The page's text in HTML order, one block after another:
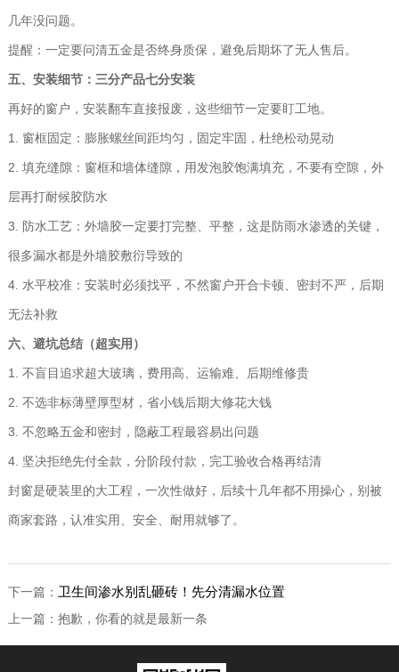
几年没问题。
提醒：一定要问清五金是否终身质保，避免后期坏了无人售后。
五、安装细节：三分产品七分安装
再好的窗户，安装翻车直接报废，这些细节一定要盯工地。
1. 窗框固定：膨胀螺丝间距均匀，固定牢固，杜绝松动晃动
2. 填充缝隙：窗框和墙体缝隙，用发泡胶饱满填充，不要有空隙，外
层再打耐候胶防水
3. 防水工艺：外墙胶一定要打完整、平整，这是防雨水渗透的关键，
很多漏水都是外墙胶敷衍导致的
4. 水平校准：安装时必须找平，不然窗户开合卡顿、密封不严，后期
无法补救
六、避坑总结（超实用）
1. 不盲目追求超大玻璃，费用高、运输难、后期维修贵
2. 不选非标薄壁厚型材，省小钱后期大修花大钱
3. 不忽略五金和密封，隐蔽工程最容易出问题
4. 坚决拒绝先付全款，分阶段付款，完工验收合格再结清
封窗是硬装里的大工程，一次性做好，后续十几年都不用操心，别被
商家套路，认准实用、安全、耐用就够了。
下一篇： 卫生间渗水别乱砸砖！先分清漏水位置
上一篇：抱歉，你看的就是最新一条